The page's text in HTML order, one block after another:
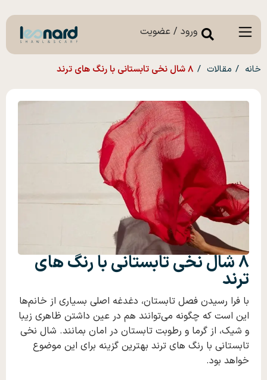
ورود / عضویت
خانه مقالات ۸ شال نخی تابستانی با رنگ های ترند
۸ شال نخی تابستانی با رنگ های
ترند
با فرا رسیدن فصل تابستان، دغدغه اصلی بسیاری از خانم‌ها
این است که چگونه می‌توانند هم در عین داشتن ظاهری زیبا
و شیک، از گرما و رطوبت تابستان در امان بمانند. شال نخی
تابستانی با رنگ های ترند بهترین گزینه برای این موضوع
خواهد بود.